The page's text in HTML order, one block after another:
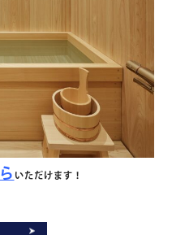
いただけます！